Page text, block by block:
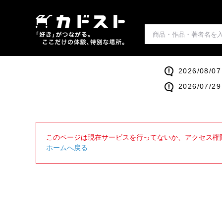
2026/08/07
2026/07/29
このページは現在サービスを行ってないか、アクセス
ホームへ戻る